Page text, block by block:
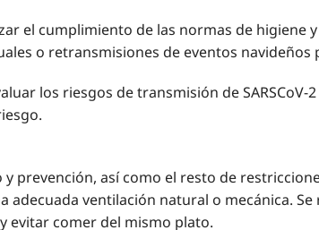
el cumplimiento de las normas de higiene
o retransmisiones de eventos
los riesgos de transmisión de
prevención, así como el resto de
adecuada ventilación natural o mecánica.
evitar comer del mismo plato.